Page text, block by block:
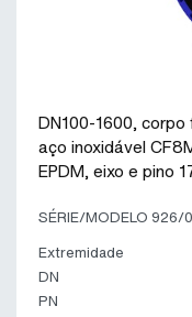
DN100-1600,
aço inoxidável
EPDM, eixo e pino
SÉRIE/MODELO 926/
Extremidade
DN
PN